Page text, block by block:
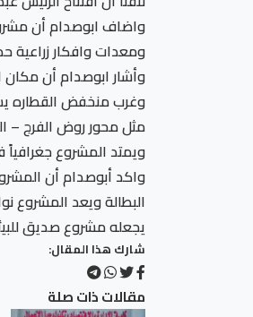
ومعدات وافكار زراعية
وأشار ابوصدام أن
وغرب منخفض القطاره
مثل محور روض الفرج –
ويمتد المشروع جغرافياً في نطاق 4 محافظات (الجيزة،
واكد أبوصدام أن
البطالة ويعد المشروع
يجعله مشروع صديق
شارك هذا المقال:
مقالات ذات صلة